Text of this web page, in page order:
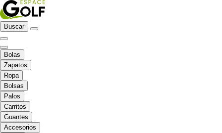
Buscar
Bolas
Zapatos
Ropa
Bolsas
Palos
Carritos
Guantes
Accesorios